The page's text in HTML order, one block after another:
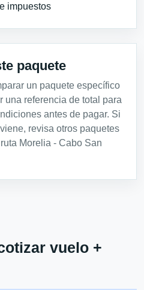
impuestos
paquete
un paquete específico
una referencia de total para
antes de pagar. Si
revisa otros paquetes
Morelia - Cabo San
vuelo +